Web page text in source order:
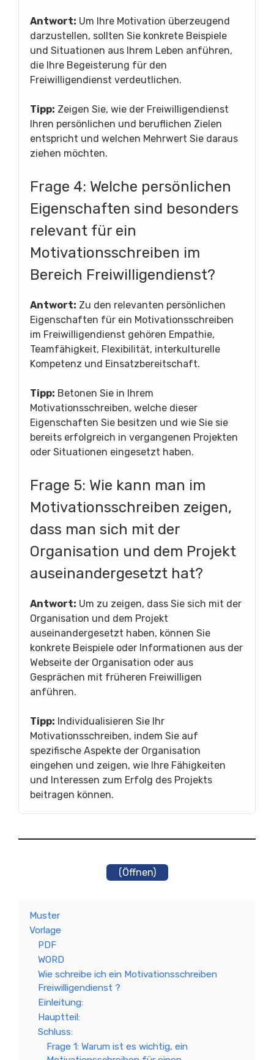
Antwort: Um Ihre Motivation überzeugend
darzustellen, sollten Sie konkrete Beispiele
und Situationen aus Ihrem Leben anführen,
die Ihre Begeisterung für den
Freiwilligendienst verdeutlichen.
Tipp: Zeigen Sie, wie der Freiwilligendienst
Ihren persönlichen und beruflichen Zielen
entspricht und welchen Mehrwert Sie daraus
ziehen möchten.
Frage 4: Welche persönlichen
Eigenschaften sind besonders
relevant für ein
Motivationsschreiben im
Bereich Freiwilligendienst?
Antwort: Zu den relevanten persönlichen
Eigenschaften für ein Motivationsschreiben
im Freiwilligendienst gehören Empathie,
Teamfähigkeit, Flexibilität, interkulturelle
Kompetenz und Einsatzbereitschaft.
Tipp: Betonen Sie in Ihrem
Motivationsschreiben, welche dieser
Eigenschaften Sie besitzen und wie Sie sie
bereits erfolgreich in vergangenen Projekten
oder Situationen eingesetzt haben.
Frage 5: Wie kann man im
Motivationsschreiben zeigen,
dass man sich mit der
Organisation und dem Projekt
auseinandergesetzt hat?
Antwort: Um zu zeigen, dass Sie sich mit der
Organisation und dem Projekt
auseinandergesetzt haben, können Sie
konkrete Beispiele oder Informationen aus der
Webseite der Organisation oder aus
Gesprächen mit früheren Freiwilligen
anführen.
Tipp: Individualisieren Sie Ihr
Motivationsschreiben, indem Sie auf
spezifische Aspekte der Organisation
eingehen und zeigen, wie Ihre Fähigkeiten
und Interessen zum Erfolg des Projekts
beitragen können.
(Öffnen)
Muster
Vorlage
PDF
WORD
Wie schreibe ich ein Motivationsschreiben
Freiwilligendienst ?
Einleitung:
Hauptteil:
Schluss:
Frage 1: Warum ist es wichtig, ein